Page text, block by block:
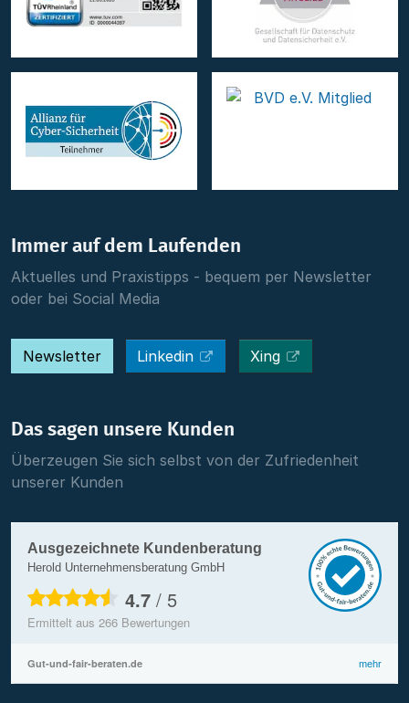
Immer auf dem Laufenden
Aktuelles und Praxistipps - bequem per Newsletter
oder bei Social Media
Newsletter Linkedin Xing
Das sagen unsere Kunden
Überzeugen Sie sich selbst von der Zufriedenheit
unserer Kunden
Ausgezeichnete Kundenberatung
Herold Unternehmensberatung GmbH
4.7/ 5
Ermittelt aus 266 Bewertungen
Gut-und-fair-beraten.de mehr